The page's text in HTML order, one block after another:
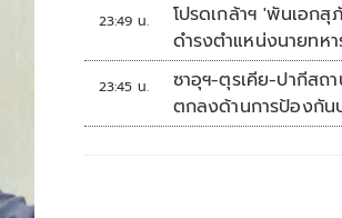
23:49 น.
โปรดเกล้าฯ 'พันเอก
ดำรงตำแหน่งนายทห
พระราชทานยศ 'พลตรี'
23:45 น.
ซาอุฯ-ตุรเคีย-ปากีสถ
ตกลงด้านการป้องกัน
สงครามในภูมิภาค